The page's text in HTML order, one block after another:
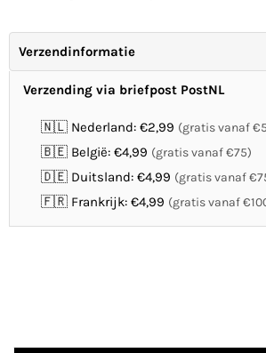
Verzendinformatie
Verzending via briefpost PostNL
🇳🇱 Nederland: €2,99 (gratis vanaf
🇧🇪 België: €4,99 (gratis vanaf €75)
🇩🇪 Duitsland: €4,99 (gratis vanaf
🇫🇷 Frankrijk: €4,99 (gratis vanaf